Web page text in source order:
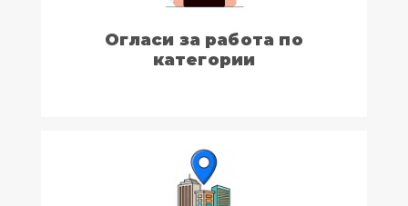
Огласи за работа по
категории